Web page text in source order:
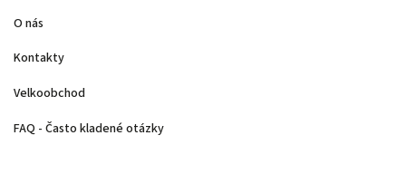
O nás
Kontakty
Velkoobchod
FAQ - Často kladené otázky